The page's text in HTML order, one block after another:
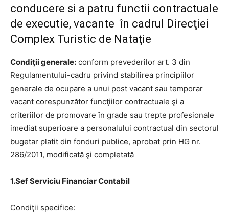
conducere si a patru functii contractuale
de executie, vacante în cadrul Direcţiei
Complex Turistic de Nataţie
Condiţii generale: conform prevederilor art. 3 din
Regulamentului-cadru privind stabilirea principiilor
generale de ocupare a unui post vacant sau temporar
vacant corespunzător funcţiilor contractuale şi a
criteriilor de promovare în grade sau trepte profesionale
imediat superioare a personalului contractual din sectorul
bugetar platit din fonduri publice, aprobat prin HG nr.
286/2011, modificată şi completată
1.Sef Serviciu Financiar Contabil
Condiţii specifice: